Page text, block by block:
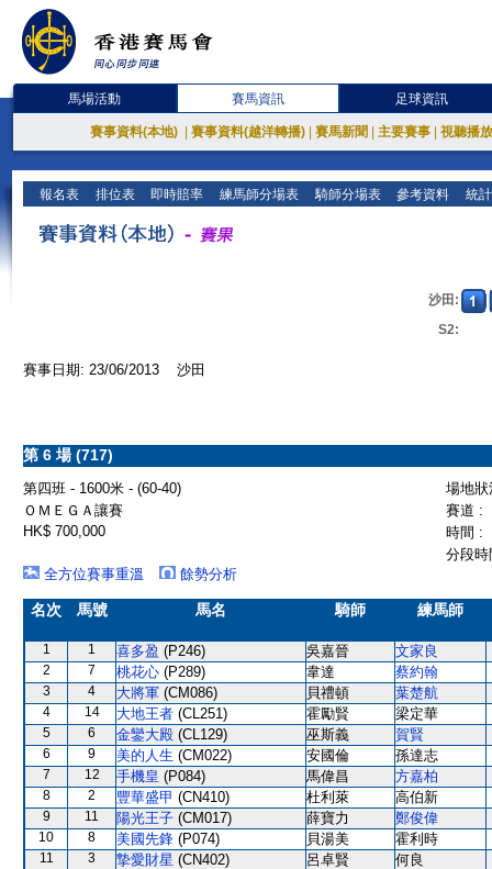
馬場活動 賽馬資訊 足球資訊
賽事資料(本地) 賽事資料(越洋轉播) 賽馬新聞 主要賽事 視聽播
報名表 排位表 即時賠率 練馬師分場表 騎師分場表 參考資料 統
沙田:
S2:
賽事日期: 23/06/2013 沙田
第 6 場 (717)
第四班 - 1600米 - (60-40)
場地
ＯＭＥＧＡ讓賽
賽道 :
HK$ 700,000
時間 :
分段
全方位賽事重溫
餘勢分析
名次 馬號 馬名 騎師 練馬師
1 1 喜多盈 (P246) 吳嘉晉 文家良
2 7 桃花心 (P289) 韋達 蔡約翰
3 4 大將軍 (CM086) 貝禮頓 葉楚航
4 14 大地王者 (CL251) 霍勵賢 梁定華
5 6 金鑾大殿 (CL129) 巫斯義 賀賢
6 9 美的人生 (CM022) 安國倫 孫達志
7 12 手機皇 (P084) 馬偉昌 方嘉柏
8 2 豐華盛甲 (CN410) 杜利萊 高伯新
9 11 陽光王子 (CM017) 薛寶力 鄭俊偉
10 8 美國先鋒 (P074) 貝湯美 霍利時
11 3 摯愛財星 (CN402) 呂卓賢 何良